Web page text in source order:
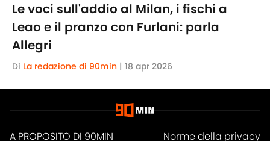
Le voci sull'addio al Milan, i fischi a
Leao e il pranzo con Furlani: parla
Allegri
Di La redazione di 90min | 18 apr 2026
A PROPOSITO DI 90MIN
Norme della privacy